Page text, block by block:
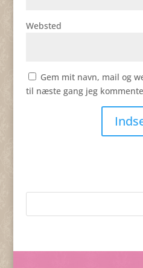
Websted
Gem mit navn, mail og
til næste gang jeg